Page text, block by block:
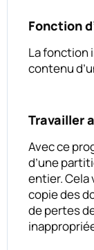
Fonction
La fonction
contenu
Travailler
Avec ce
d’une
entier. Cela
copie des
de pertes